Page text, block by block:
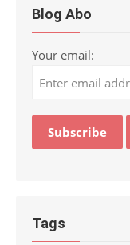
Blog Abo
Your email:
Tags